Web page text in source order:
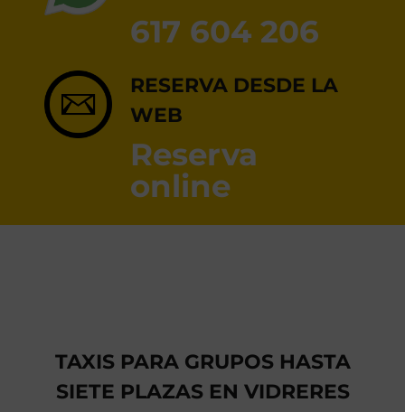
617 604 206
RESERVA DESDE LA
WEB
Reserva
online
TAXIS PARA GRUPOS HASTA
SIETE PLAZAS EN VIDRERES